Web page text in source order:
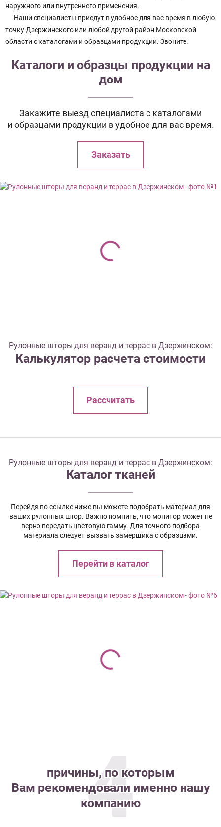
наружного или внутреннего применения.
Наши специалисты приедут в удобное для вас время в любую
точку Дзержинского или любой другой район Московской
области с каталогами и образцами продукции. Звоните.
Каталоги и образцы продукции на
дом
Закажите выезд специалиста с каталогами
и образцами продукции в удобное для вас время.
Заказать
Рулонные шторы для веранд и террас в Дзержинском:
Калькулятор расчета стоимости
Рассчитать
Рулонные шторы для веранд и террас в Дзержинском:
Каталог тканей
Перейдя по ссылке ниже вы можете подобрать материал для
ваших рулонных штор. Важно помнить, что монитор может не
верно передать цветовую гамму. Для точного подбора
материала следует вызвать замерщика с образцами.
Перейти в каталог
4
причины, по которым
Вам рекомендовали именно нашу
компанию